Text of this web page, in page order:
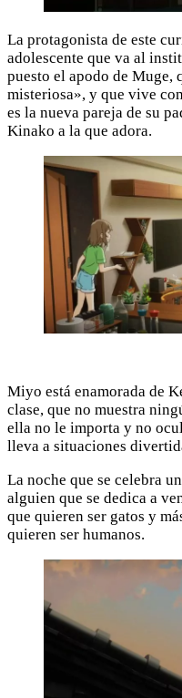
La protagonista de este
adolescente que va al
puesto el apodo de
misteriosa», y que vive
es la nueva pareja de su
Kinako a la que adora.
Miyo está enamorada de
clase, que no muestra
ella no le importa y no
lleva a situaciones
La noche que se celebra
alguien que se dedica a
que quieren ser gatos y
quieren ser humanos.